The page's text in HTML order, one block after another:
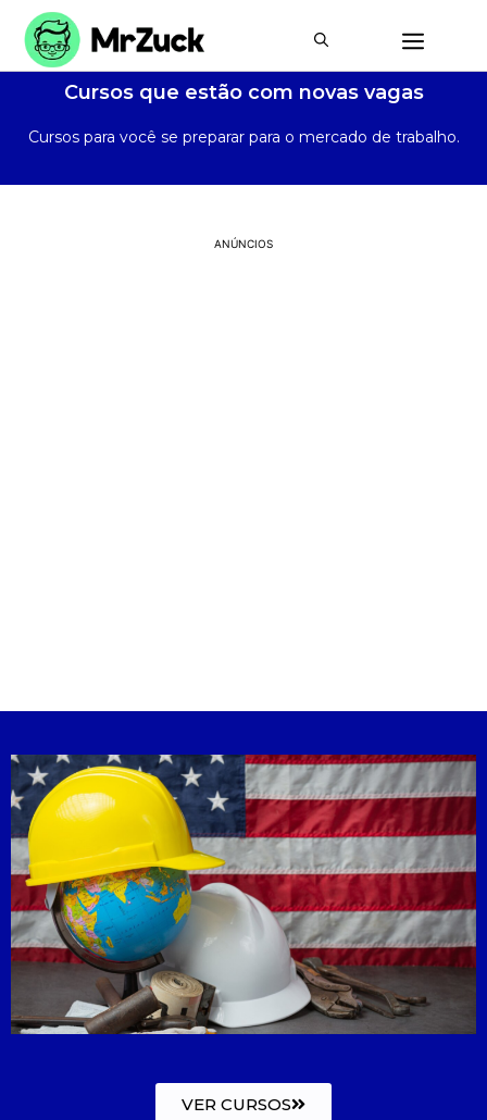
Cursos que estão com novas vagas
Cursos para você se preparar para o mercado de trabalho.
ANÚNCIOS
VER CURSOS